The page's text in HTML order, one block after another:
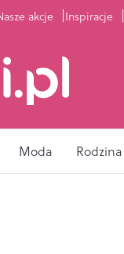
akcje Inspiracje
Moda Rodzina